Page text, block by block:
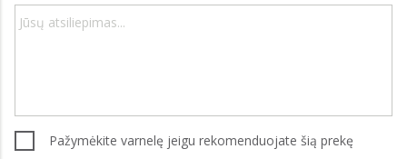
Pažymėkite varnelę jeigu rekomenduojate šią prekę